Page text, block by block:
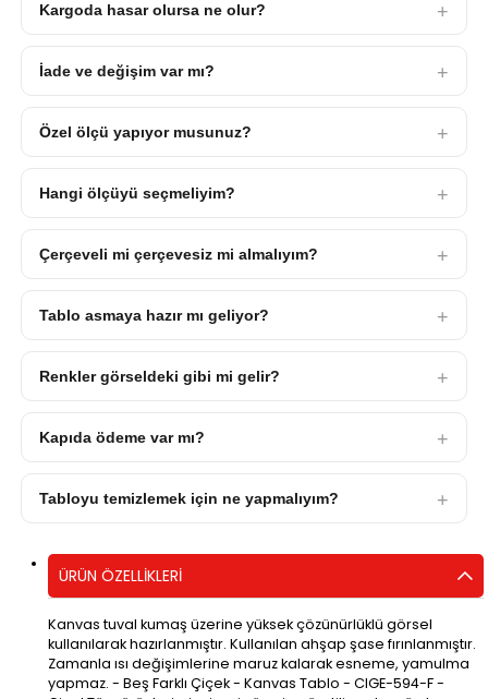
Kargoda hasar olursa ne olur?
İade ve değişim var mı?
Özel ölçü yapıyor musunuz?
Hangi ölçüyü seçmeliyim?
Çerçeveli mi çerçevesiz mi almalıyım?
Tablo asmaya hazır mı geliyor?
Renkler görseldeki gibi mi gelir?
Kapıda ödeme var mı?
Tabloyu temizlemek için ne yapmalıyım?
ÜRÜN ÖZELLIKLERI
Kanvas tuval kumaş üzerine yüksek çözünürlüklü görsel
kullanılarak hazırlanmıştır. Kullanılan ahşap şase fırınlanmıştır.
Zamanla ısı değişimlerine maruz kalarak esneme, yamulma
yapmaz. - Beş Farklı Çiçek - Kanvas Tablo - CIGE-594-F -